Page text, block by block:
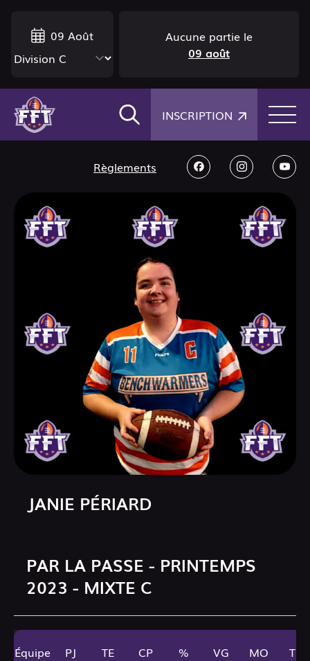
09 Août
Aucune partie le
09 août
INSCRIPTION ×
Règlements
JANIE PÉRIARD
PAR LA PASSE - PRINTEMPS
2023 - MIXTE C
Équipe PJ TE CP % VG MO TD